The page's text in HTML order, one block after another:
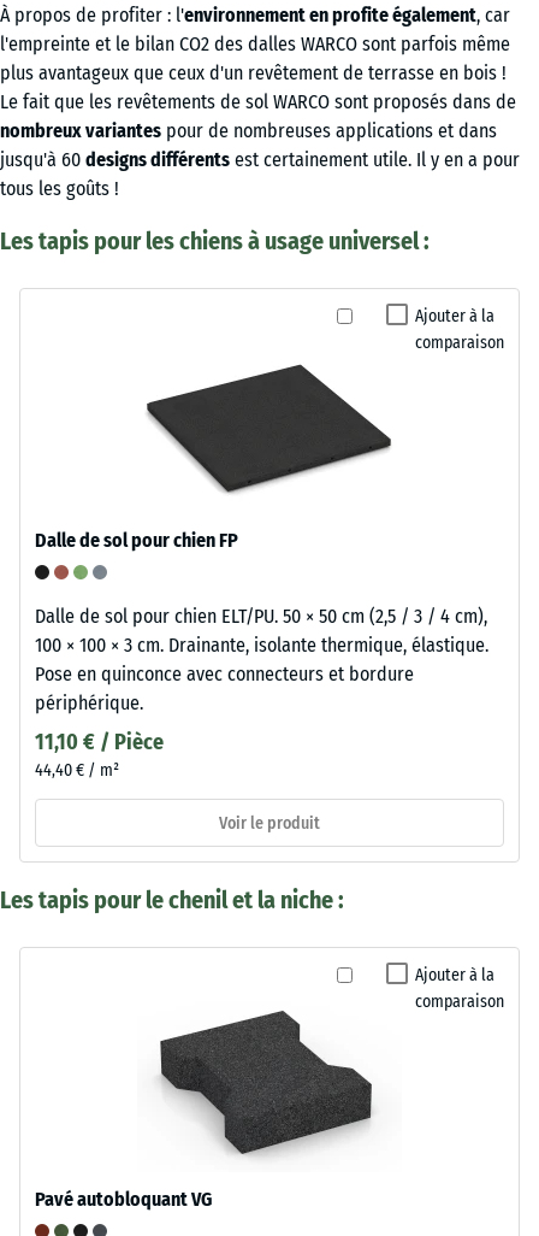
À propos de profiter : l'environnement en profite également, car
l'empreinte et le bilan CO2 des dalles WARCO sont parfois même
plus avantageux que ceux d'un revêtement de terrasse en bois !
Le fait que les revêtements de sol WARCO sont proposés dans de
nombreux variantes pour de nombreuses applications et dans
jusqu'à 60 designs différents est certainement utile. Il y en a pour
tous les goûts !
Les tapis pour les chiens à usage universel :
Ajouter à la
comparaison
Dalle de sol pour chien FP
Dalle de sol pour chien ELT/PU. 50 × 50 cm (2,5 / 3 / 4 cm),
100 × 100 × 3 cm. Drainante, isolante thermique, élastique.
Pose en quinconce avec connecteurs et bordure
périphérique.
11,10 € / Pièce
44,40 € / m²
Voir le produit
Les tapis pour le chenil et la niche :
Ajouter à la
comparaison
Pavé autobloquant VG